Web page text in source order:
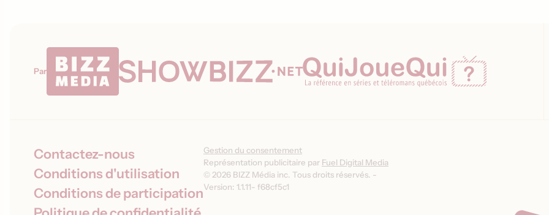
Par
Contactez-nous
Conditions d'utilisation
Conditions de participation
Gestion du consentement
Représentation publicitaire par Fuel Digital Media
© 2026 BIZZ Média inc. Tous droits réservés. -
Version: 1.1.11- f68cf5c1